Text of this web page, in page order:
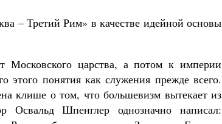
– Третий Рим» в качестве идейной основы
Московского царства, а потом к империи
понятия как служения прежде всего.
клише о том, что большевизм вытекает из
Освальд Шпенглер однозначно написал: